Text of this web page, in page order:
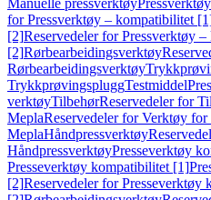
Manuelle pressverktøy
for Pressverktøy – kompatibilitet
[2]Reservedeler for Pressverktøy
[2]Rørbearbeidingsverktøy
Rørbearbeidingsverktøy
TrykkprøvingspluggTestmiddel
verktøyTilbehørReservedeler for
MeplaReservedeler for Verktøy for
MeplaHåndpressverktøy
HåndpressverktøyPresseverktøy
Presseverktøy kompatibilitet [1]
[2]Reservedeler for Presseverktøy